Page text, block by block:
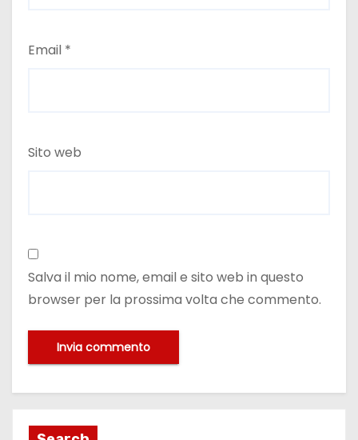
Email *
Sito web
Salva il mio nome, email e sito web in questo
browser per la prossima volta che commento.